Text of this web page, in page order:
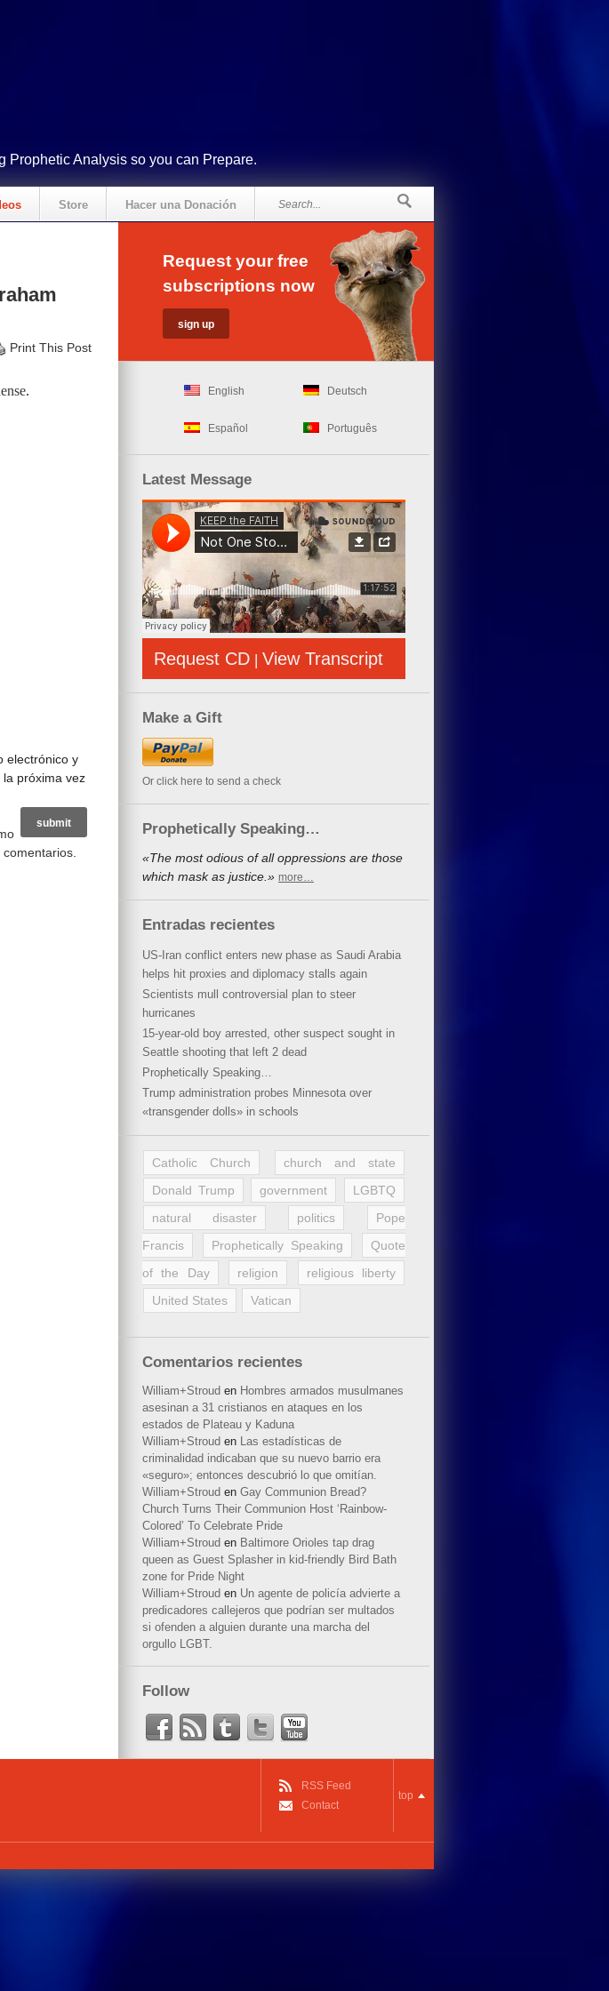
Prophetic Analysis so you can Prepare.
Store Hacer una Donación
Print This Post
.
electrónico y
próxima vez
Request your free
subscriptions now
English Deutsch
Español Português
Latest Message
Request CD | View Transcript
Make a Gift
Or click here to send a check
Prophetically Speaking…
«The most odious of all oppressions are those
which mask as justice.» more…
Entradas recientes
US-Iran conflict enters new phase as Saudi Arabia
helps hit proxies and diplomacy stalls again
Scientists mull controversial plan to steer
hurricanes
15-year-old boy arrested, other suspect sought in
Seattle shooting that left 2 dead
Prophetically Speaking…
Trump administration probes Minnesota over
«transgender dolls» in schools
Catholic Church
church and state
Donald Trump
government
LGBTQ
natural disaster
politics
Pope
Francis
Prophetically Speaking
Quote
of the Day
religion
religious liberty
United States
Vatican
Comentarios recientes
William+Stroud en Hombres armados musulmanes
asesinan a 31 cristianos en ataques en los
estados de Plateau y Kaduna
William+Stroud en Las estadísticas de
criminalidad indicaban que su nuevo barrio era
«seguro»; entonces descubrió lo que omitían.
William+Stroud en Gay Communion Bread?
Church Turns Their Communion Host ‘Rainbow-
Colored’ To Celebrate Pride
William+Stroud en Baltimore Orioles tap drag
queen as Guest Splasher in kid-friendly Bird Bath
zone for Pride Night
William+Stroud en Un agente de policía advierte a
predicadores callejeros que podrían ser multados
si ofenden a alguien durante una marcha del
orgullo LGBT.
Follow
RSS Feed
Contact
top